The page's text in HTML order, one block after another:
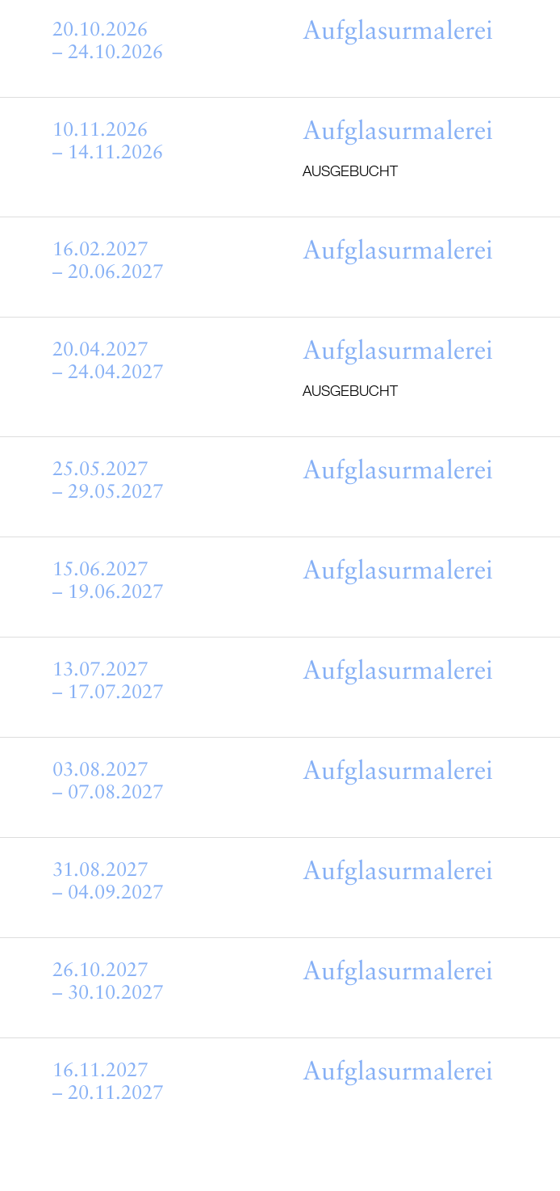
20.10.2026
– 24.10.2026
Aufglasurmalerei
10.11.2026
– 14.11.2026
Aufglasurmalerei
AUSGEBUCHT
16.02.2027
– 20.06.2027
Aufglasurmalerei
20.04.2027
– 24.04.2027
Aufglasurmalerei
AUSGEBUCHT
25.05.2027
– 29.05.2027
Aufglasurmalerei
15.06.2027
– 19.06.2027
Aufglasurmalerei
13.07.2027
– 17.07.2027
Aufglasurmalerei
03.08.2027
– 07.08.2027
Aufglasurmalerei
31.08.2027
– 04.09.2027
Aufglasurmalerei
26.10.2027
– 30.10.2027
Aufglasurmalerei
16.11.2027
– 20.11.2027
Aufglasurmalerei